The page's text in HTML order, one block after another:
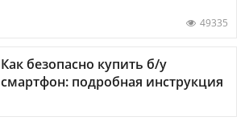
49335
Как безопасно купить б/у
смартфон: подробная инструкция